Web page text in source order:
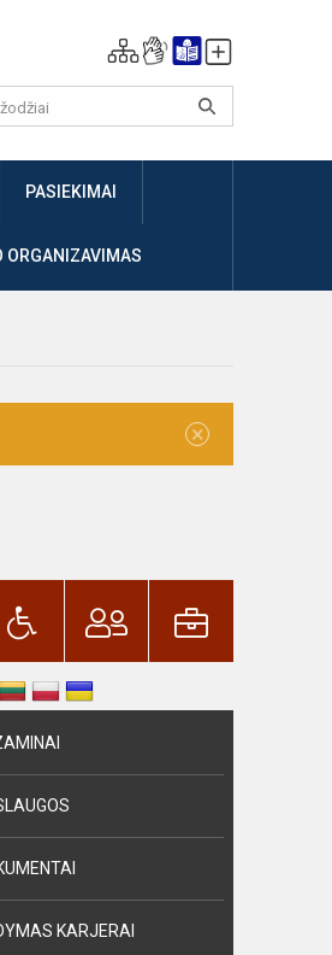
PASIEKIMAI
ORGANIZAVIMAS
×
KARJERAI